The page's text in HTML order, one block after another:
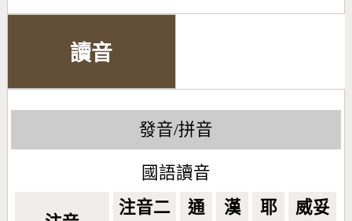
讀音
發音/拼音
國語讀音
注音二 通 漢 耶 威妥